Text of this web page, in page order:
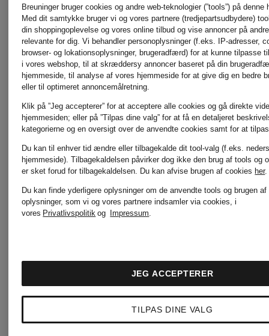
Før:
Breuninger bruger cookies og andre web-teknologier (”tools”) på denne
Med dit samtykke bruger vi og vores partnere (tredjepartsudbydere)
din shoppingoplevelse og vores online tilbud og vise annoncer på
relevante for dig. Vi behandler personoplysninger (f.eks. IP-adresser,
browser- og lokationsoplysninger, brugeradfærd) for at kunne tilpasse
i vores webshop, til at skræddersy annoncer baseret på din
hjemmeside, til analyse af vores hjemmeside for at give dig en bedre
eller til optimeret annoncemålretning.
Klik på ”Jeg accepterer” for at acceptere alle cookies og gå direkte
hjemmesiden; eller på ”Tilpas dine valg” for at få en detaljeret
kategorierne og en oversigt over de anvendte cookies samt for at
Du kan til enhver tid ændre eller tilbagekalde dit tool-valg (f.eks.
hjemmeside). Tilbagekaldelsen påvirker dog ikke den brug af tools og
er sket forud for tilbagekaldelsen. Du kan afvise brugen af cookies her.
Du kan finde yderligere oplysninger om de anvendte tools og brugen af
oplysninger, som vi og vores partnere indsamler via cookies, i
vores Privatlivspolitik og Impressum.
TILPAS DINE VALG
JEG ACCEPTERER